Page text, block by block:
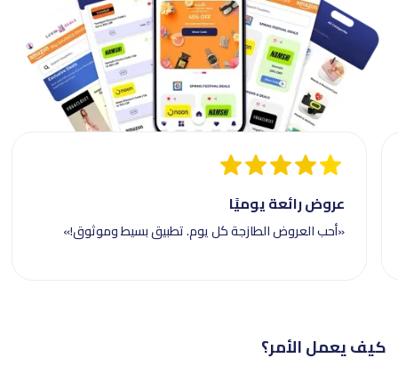
عروض رائعة يوميًا
«أحب العروض الطازجة كل يوم. تطبيق بسيط وموثوق!»
كيف يعمل الأمر؟